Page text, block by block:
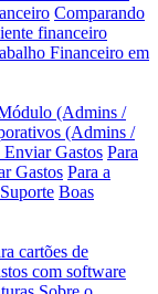
Comparando
financeiro
Financeiro em
(Admins /
(Admins /
Enviar Gastos Para
Gastos Para a
Boas
cartões de
com software